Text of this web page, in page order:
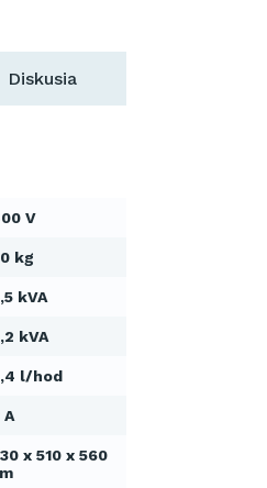
Diskusia
V
kg
kVA
kVA
l/hod
A
x 510 x 560